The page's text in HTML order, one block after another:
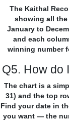
The Kaithal
showing all the
January to
and each
winning number
Q5. How do
The chart is a
31) and the top
Find your date in
you want — the